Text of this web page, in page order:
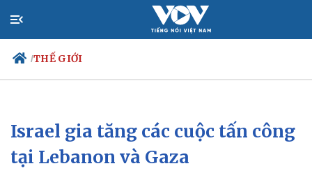
/THẾ GIỚI
Chính trị
Đảng
Tổ chức nhân sự
Xã hội
Israel gia tăng các cuộc tấn công
tại Lebanon và Gaza